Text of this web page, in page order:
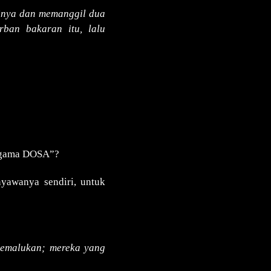
dan memanggil dua
bakaran itu, lalu
DOSA”?
sendiri, untuk
mereka yang